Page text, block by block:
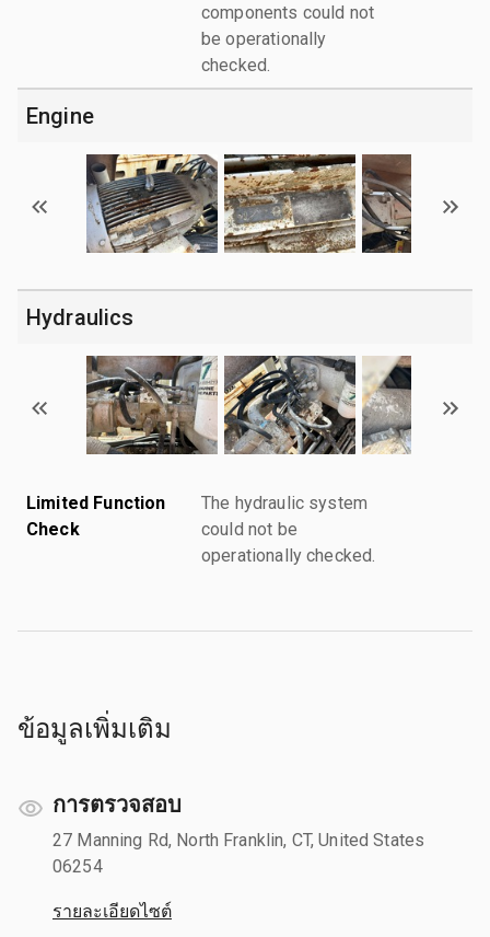
components could not
be operationally
checked.
Engine
Hydraulics
Limited Function
Check
The hydraulic system
could not be
operationally checked.
ข้อมูลเพิ่มเติม
การตรวจสอบ
27 Manning Rd, North Franklin, CT, United States
06254
รายละเอียดไซต์